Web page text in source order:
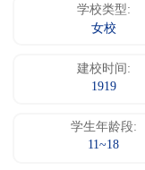
学校类型:
女校
建校时间:
1919
学生年龄段:
11~18